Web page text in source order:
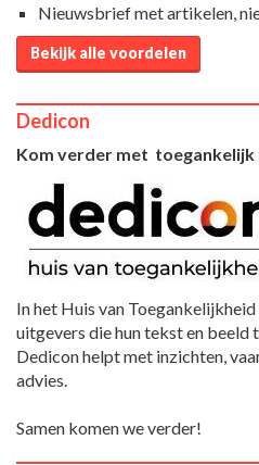
Nieuwsbrief met artikelen,
Bekijk alle voordelen
Dedicon
Kom verder met toegankelijk
In het Huis van
uitgevers die hun tekst en beeld
Dedicon helpt met inzichten,
advies.
Samen komen we verder!